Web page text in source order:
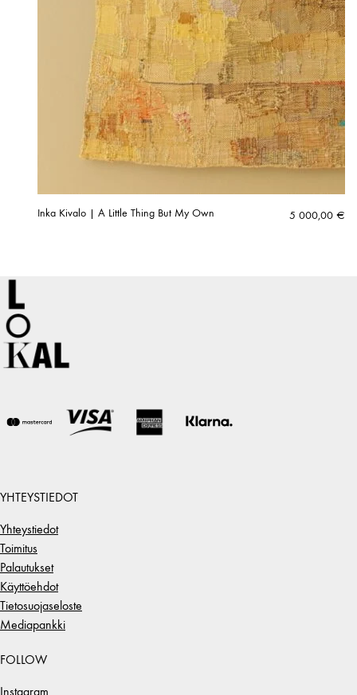
Inka Kivalo | A Little Thing But My Own 5 000,00 €
YHTEYSTIEDOT
Yhteystiedot
Toimitus
Palautukset
Käyttöehdot
Tietosuojaseloste
Mediapankki
FOLLOW
Instagram